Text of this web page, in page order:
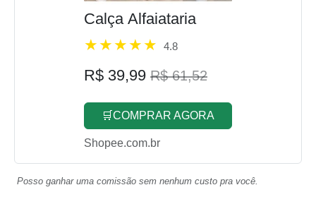
Calça Alfaiataria
4.8
R$ 39,99 R$ 61,52
🛒COMPRAR AGORA
Shopee.com.br
Posso ganhar uma comissão sem nenhum custo pra você.